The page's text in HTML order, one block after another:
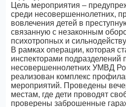
Цель мероприятия –
среди несовершеннолетних,
вовлечения детей в
связанную с незаконным
психотропных и
В рамках операции, которая
инспекторами подразделений
несовершеннолетних УМВД
реализован комплекс
мероприятий. Проведены
местам, где дети проводят
проверены заброшенные